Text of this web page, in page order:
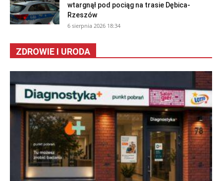
wtargnął pod pociąg na trasie Dębica-
Rzeszów
6 sierpnia 2026 18:34
ZDROWIE I URODA